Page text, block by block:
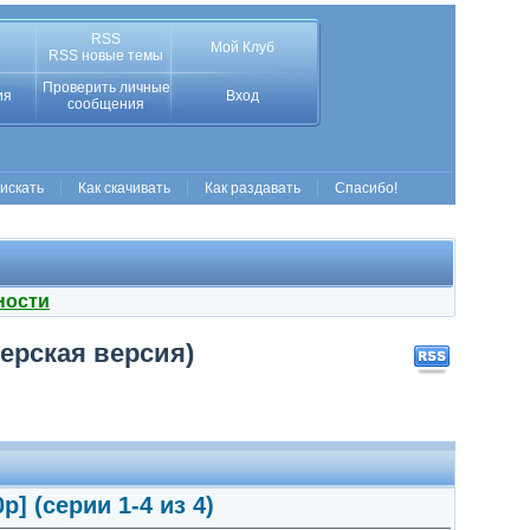
RSS
RSS новые темы
Мой Клуб
Проверить личные
сообщения
Вход
Как скачивать Как раздавать Спасибо!
версия)
(серии 1-4 из 4)